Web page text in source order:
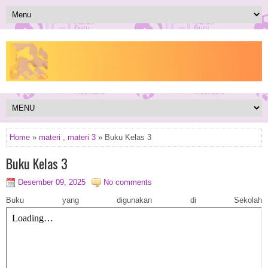
Home » materi materi 3 » Buku Kelas 3
Buku Kelas 3
Desember 09, 2025
No comments
Buku yang digunakan di Sekolah